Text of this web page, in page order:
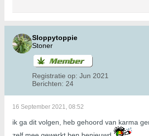
Sloppytoppie
Stoner
Registratie op: Jun 2021
Berichten: 24
16 September 2021, 08:52
ik ga dit volgen, heb gehoord van karma